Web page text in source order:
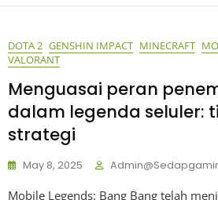
DOTA 2 GENSHIN IMPACT MINECRAFT
VALORANT
Menguasai peran
dalam legenda seluler:
strategi
May 8, 2025
Mobile Legends: Bang Bang telah